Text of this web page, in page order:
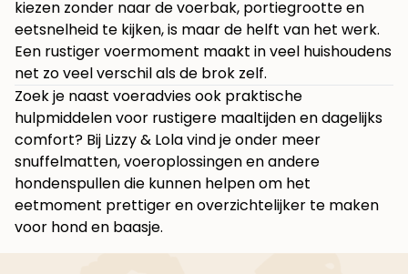
kiezen zonder naar de voerbak, portiegrootte en
eetsnelheid te kijken, is maar de helft van het werk.
Een rustiger voermoment maakt in veel huishoudens
net zo veel verschil als de brok zelf.
Zoek je naast voeradvies ook praktische
hulpmiddelen voor rustigere maaltijden en dagelijks
comfort? Bij Lizzy & Lolavind je onder meer
snuffelmatten, voeroplossingen en andere
hondenspullen die kunnen helpen om het
eetmoment prettiger en overzichtelijker te maken
voor hond en baasje.